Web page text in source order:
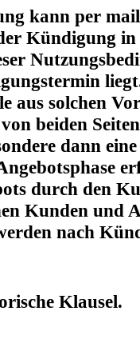
kann per
Kündigung in
aus solchen
beiden
dann
durch den
Kunden und
nach
Klausel.